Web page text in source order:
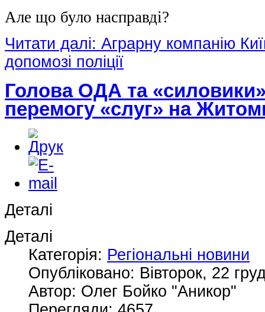
Але що було насправді?
Читати далі: Аграрну компанію
допомозі поліції
Голова ОДА та
перемогу «слуг» на
Деталі
Деталі
Категорія: Регіональні новини
Опубліковано: Вівторок, 22
Автор: Олег Бойко "Аникор"